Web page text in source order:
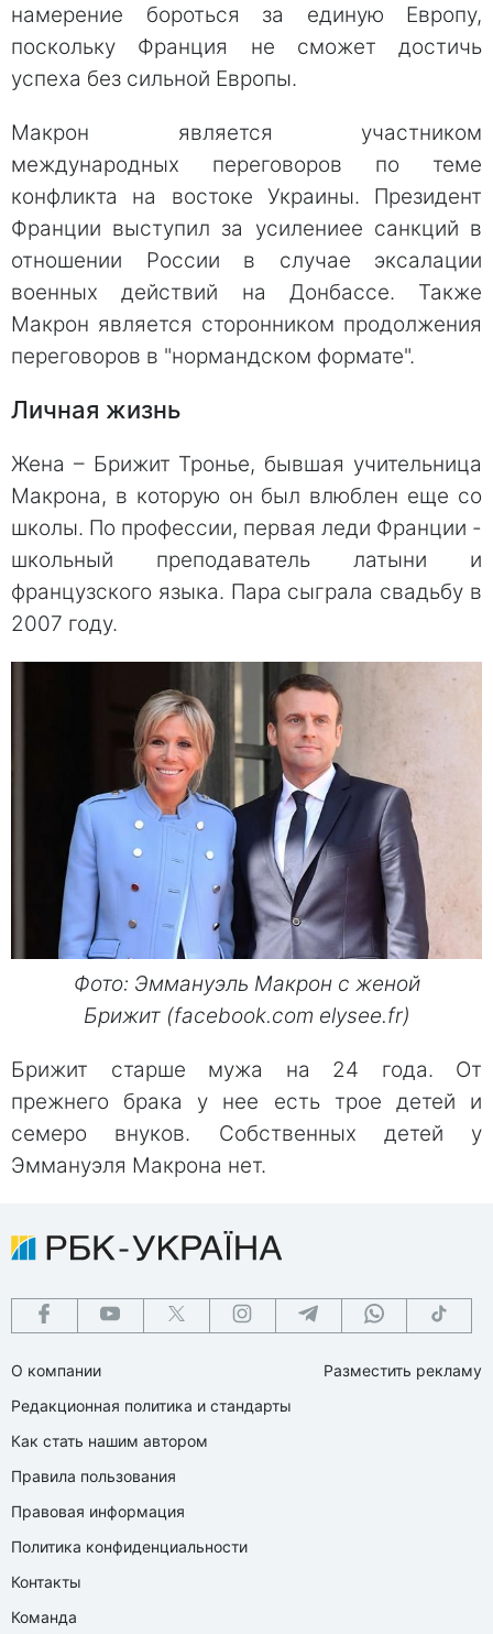
намерение бороться за единую Европу,
поскольку Франция не сможет достичь
успеха без сильной Европы.
Макрон является участником
международных переговоров по теме
конфликта на востоке Украины. Президент
Франции выступил за усилениее санкций в
отношении России в случае эксалации
военных действий на Донбассе. Также
Макрон является сторонником продолжения
переговоров в "нормандском формате".
Личная жизнь
Жена – Брижит Тронье, бывшая учительница
Макрона, в которую он был влюблен еще со
школы. По профессии, первая леди Франции -
школьный преподаватель латыни и
французского языка. Пара сыграла свадьбу в
2007 году.
Фото: Эммануэль Макрон с женой
Брижит (facebook.com elysee.fr)
Брижит старше мужа на 24 года. От
прежнего брака у нее есть трое детей и
семеро внуков. Собственных детей у
Эммануэля Макрона нет.
О компании
Редакционная политика и стандарты
Как стать нашим автором
Правила пользования
Правовая информация
Политика конфиденциальности
Контакты
Команда
Разместить рекламу